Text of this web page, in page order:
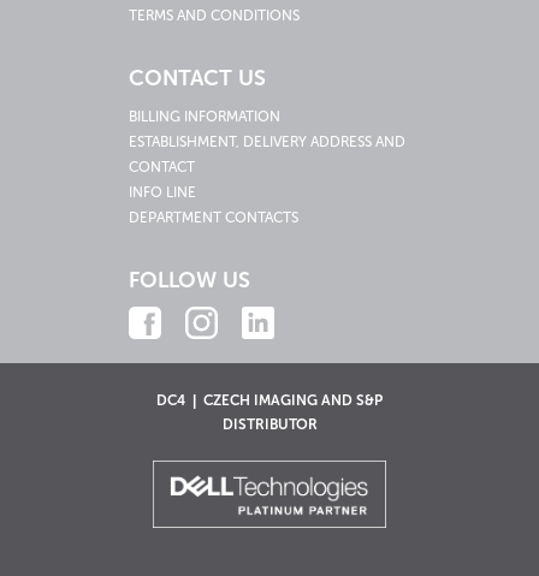
TERMS AND CONDITIONS
CONTACT US
BILLING INFORMATION
ESTABLISHMENT, DELIVERY ADDRESS AND
CONTACT
INFO LINE
DEPARTMENT CONTACTS
FOLLOW US
DC4 | CZECH IMAGING AND S&P
DISTRIBUTOR